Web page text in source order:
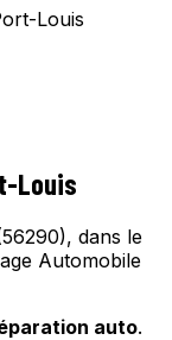
Louis
Louis
dans le
Automobile
auto.